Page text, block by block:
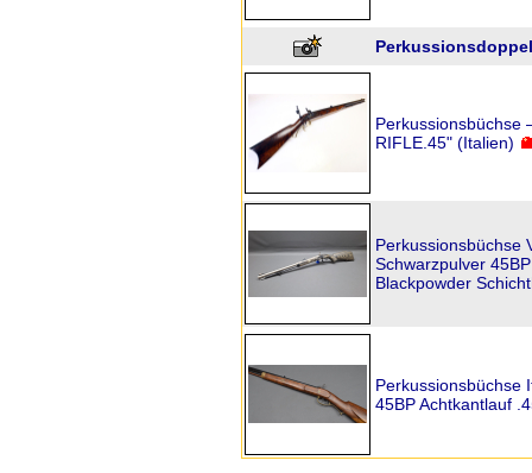
Perkussionsbüchse
RIFLE.45" (Italien)
Perkussionsbüchse
Schwarzpulver
Blackpowder
Perkussionsbüchse
45BP Achtkantlauf